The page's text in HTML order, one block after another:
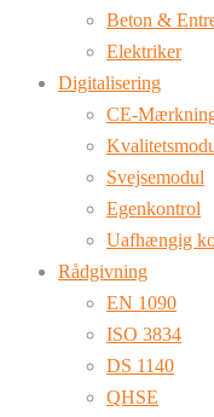
Beton &
Elektriker
Digitalisering
CE-
Svejsemodul
Egenkontrol
Uafhængig
Rådgivning
EN 1090
ISO 3834
DS 1140
QHSE